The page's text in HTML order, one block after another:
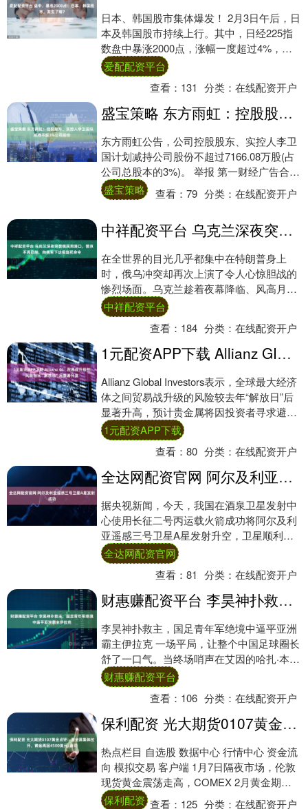
日本、韩国股市集体爆发！ 2月3日午后，日
本及韩国股市持续上行。其中，日经225指
数盘中暴涨2000点，涨幅一度超过4%，再
创历史新高；韩国综合指数一度大涨超6....
爱配配资平台
查看： 131 分类：在线配资开户
盛宝策略 东方雨虹：控股股东、实控人李卫国拟减持不超3%公司股份
东方雨虹公告，公司控股股东、实控人李卫
国计划减持公司股份不超过7166.08万股(占
公司总股本的3%)。 举报 第一财经广告合
作，请点击这里此内容为第一财经原创....
盛宝策略 查看：79 分类：在线配资开户
中祥配资平台 乌克兰深夜突袭俄民用港口，普京不再忍耐，向俄军下达报复死命令
在全世界的目光几乎都集中在特朗普身上
时，俄乌冲突却再次上演了令人心惊胆战的
惨烈场面。乌克兰趁着夜幕降临、风高月
黑，悄无声息地派出大批无人机，精准打击
了俄罗斯的民....
中祥配资平台
查看： 184 分类：在线配资开户
1元配资APP下载 Allianz GI：贸易战升级的风险相比“解放日”后显著升高
Allianz Global Investors表示，全球最大经济
体之间贸易战升级的风险较去年“解放日”后
显著升高，预计贵金属将因投资者寻求避险
而受益。 该公司....
1元配资APP下载
查看：80 分类：在线配资开户
全达网配资官网 阿尔及利亚遥感三号卫星A星发射成功
据央视新闻，今天，我国在酒泉卫星发射中
心使用长征二号丙运载火箭成功将阿尔及利
亚遥感三号卫星A星发射升空，卫星顺利进
入预定轨道，发射任务取得圆满成功。该卫
星主要用....
全达网配资官网
查看：81 分类：在线配资开户
财惠赚配资平台 李昊神扑救主，国足青年军绝境中逼平亚洲霸主伊拉克
李昊神扑救主，国足青年军绝境中逼平亚洲
霸主伊拉克 一场平局，让整个中国足球圈长
舒了一口气。当终场哨声在艾因的哈扎·本·
扎耶德体育场响起，记分牌上定格着0:0的
比....
财惠赚配资平台
查看： 106 分类：在线配资开户
保利配资 光大期货0107黄金点评：贵金属集体拉升，黄金再回4500美元/盎司
热点栏目 自选股 数据中心 行情中心 资金流
向 模拟交易 客户端 1月7日隔夜市场，伦敦
现货黄金震荡走高，COMEX 2月黄金期货
收涨1%，盘中重新突破4500....
保利配资 查看： 125 分类：在线配资开户